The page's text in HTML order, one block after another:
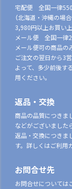
宅配便 全国一律
（北海道・沖縄の場
3,980円以上お買い
メール便 全国一律
メール便可の商品の
ご注文の翌日から3
よって、多少前後す
用ください。
返品・交換
商品の品質につきま
などがございました
返品・交換につきま
す。詳しくはご利用
お問合せ先
お問合せについては